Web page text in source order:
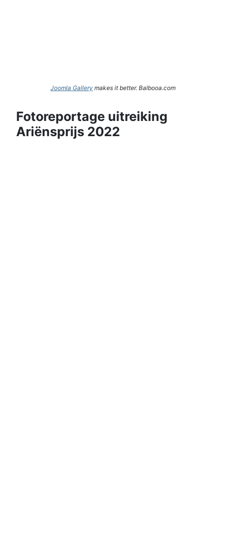
Joomla Gallery makes it better. Balbooa.com
Fotoreportage uitreiking
Ariënsprijs 2022